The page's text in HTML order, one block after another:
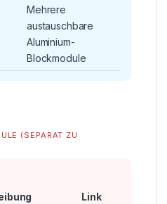
Mehrere
austauschbare
Aluminium-
Blockmodule
(SEPARAT ZU
Link